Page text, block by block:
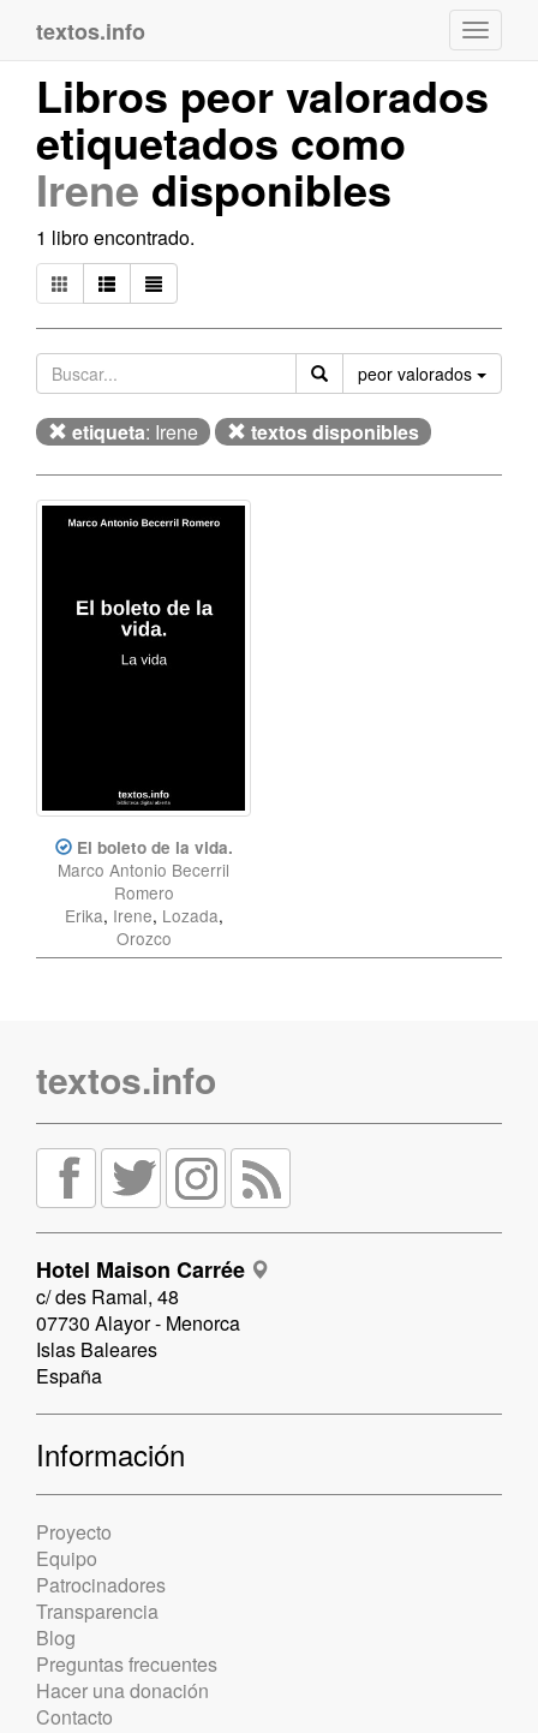
textos.info
Libros peor valorados
etiquetados como
Irene disponibles
1 libro encontrado.
peor valorados
etiqueta: Irene textos disponibles
El boleto de la vida.
Marco Antonio Becerril
Romero
Erika, Irene, Lozada,
Orozco
textos.info
Hotel Maison Carrée
c/ des Ramal, 48
07730 Alayor - Menorca
Islas Baleares
España
Información
Proyecto
Equipo
Patrocinadores
Transparencia
Blog
Preguntas frecuentes
Hacer una donación
Contacto